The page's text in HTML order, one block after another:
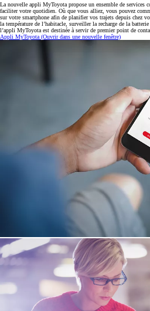
La nouvelle appli MyToyota propose un ensemble de services
faciliter votre quotidien. Où que vous alliez, vous pouvez
sur votre smartphone afin de planifier vos trajets depuis chez
la température de l’habitacle, surveiller la recharge de la
l’appli MyToyota est destinée à servir de premier point de
Appli MyToyota (Ouvrir dans une nouvelle fenêtre)